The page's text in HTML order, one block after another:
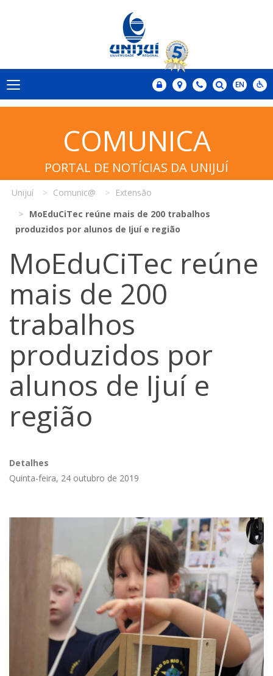
COMUNICA
PORTAL DE NOTÍCIAS DA UNIJUÍ
Unijuí Comunic@
Extensão
MoEduCiTec reúne mais de 200 trabalhos
produzidos por alunos de Ijuí e região
MoEduCiTec reúne
mais de 200
trabalhos
produzidos por
alunos de Ijuí e
região
Detalhes
Quinta-feira, 24 outubro de 2019